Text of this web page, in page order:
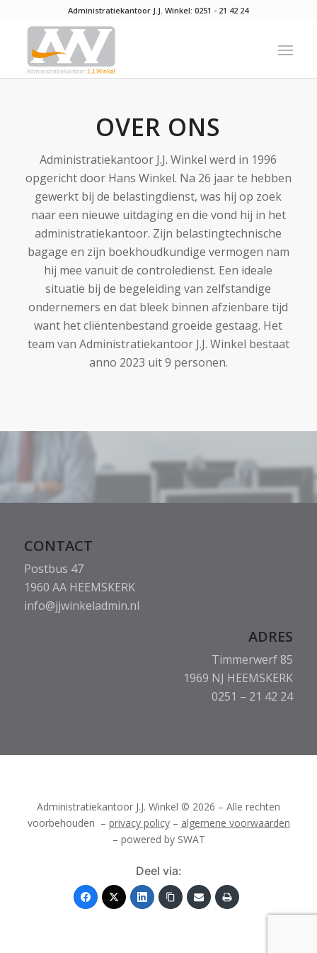
Administratiekantoor J.J. Winkel:0251 - 21 42 24
OVER ONS
Administratiekantoor J.J. Winkel werd in 1996
opgericht door Hans Winkel. Na 26 jaar te hebben
gewerkt bij de belastingdienst, was hij op zoek
naar een nieuwe uitdaging en die vond hij in het
administratiekantoor. Zijn belastingtechnische
bagage en zijn boekhoudkundige vermogen nam
hij mee vanuit de controledienst. Een ideale
situatie bij de begeleiding van zelfstandige
ondernemers en dat bleek binnen afzienbare tijd
want het cliëntenbestand groeide gestaag. Het
team van Administratiekantoor J.J. Winkel bestaat
anno 2023 uit 9 personen.
CONTACT
Postbus 47
1960 AA HEEMSKERK
info@jjwinkeladmin.nl
ADRES
Timmerwerf 85
1969 NJ HEEMSKERK
0251 – 21 42 24
Administratiekantoor J.J. Winkel © 2026 – Alle rechten
voorbehouden – privacy policy– algemene voorwaarden
– powered by SWAT
Deel via: